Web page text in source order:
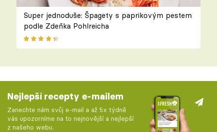
Super jednoduše: Špagety s paprikovým pestem
podle Zdeňka Pohlreicha
Nejlepší recepty e-mailem
Zanechte nám svůj e-mail a až 5x týdně
vás upozorníme na to nejnovější a nejlepší
z našeho webu.